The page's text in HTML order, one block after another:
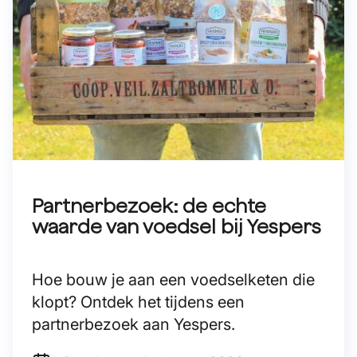
Partnerbezoek: de echte
waarde van voedsel bij Yespers
Hoe bouw je aan een voedselketen die
klopt? Ontdek het tijdens een
partnerbezoek aan Yespers.